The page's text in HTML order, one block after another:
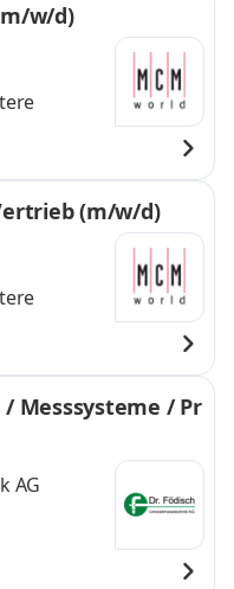
w/d)
(m/w/d)
Messsysteme / Pr
AG